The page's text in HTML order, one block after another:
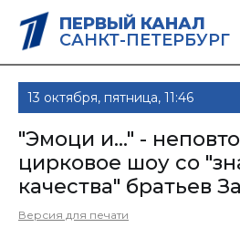
ПЕРВЫЙ КАНАЛ
САНКТ-ПЕТЕРБУРГ
13 октября, пятница, 11:46
"Эмоци и..." -
цирковое шоу со
качества" братьев
Версия для печати